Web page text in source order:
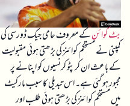
بٹ کوائنکے معروف حامی جیک ڈورسی کی
کمپنی نے مستحکم کوائنز کی بڑھتی ہوئی مقبولیت
کے باعث ان کرپٹو کرنسیوں کو اپنانے پر
مجبور ہو گئی ہے۔ اس تبدیلی کا سبب مارکیٹ
میں مستحکم کوائنز کی بڑھتی ہوئی طلب اور